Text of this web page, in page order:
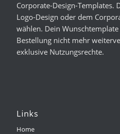
Corporate-Design-Templates.
Logo-Design oder dem
wählen. Dein
Bestellung nicht mehr
exklusive Nutzungsrechte.
Links
Home